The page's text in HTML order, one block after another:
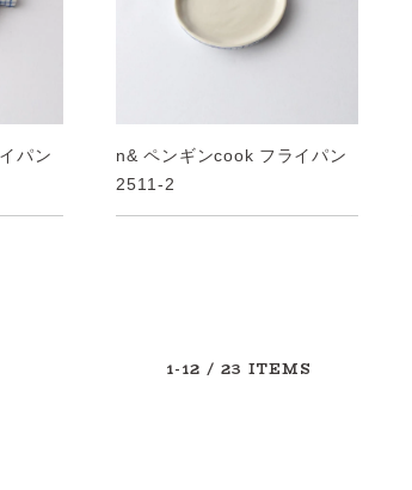
パン
n& ペンギンcook フライパン
2511-2
1-12 / 23 ITEMS